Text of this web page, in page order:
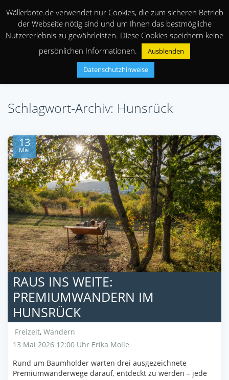
Schlagwort-Archiv: Hunsrück
13
Mai
RAUS INS WEITE:
PREMIUMWANDERN IM
HUNSRÜCK
Freizeit, Wandern
13 Mai 2026 12:00 Uhr Erika Molle
Rund um Baumholder warten drei ausgezeichnete
Premiumwanderwege darauf, entdeckt zu werden – jede
Wällerbote.de verwendet nur Cookies, die zum sicheren Betrieb
der Webseite nötig sind und um Ihnen das bestmögliche
Nutzererlebnis zu gewährleisten. Diese Cookies speichern keine
persönlichen Informationen.
Ausblenden
Datenschutzhinweise